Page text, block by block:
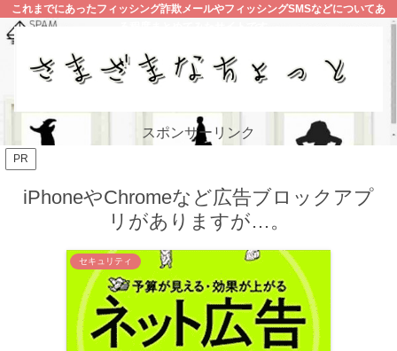
これまでにあったフィッシング詐欺メールやフィッシングSMSなどについてあ
スポンサーリンク
PR
iPhoneやChromeなど広告ブロックアプ
リがありますが…。
セキュリティ